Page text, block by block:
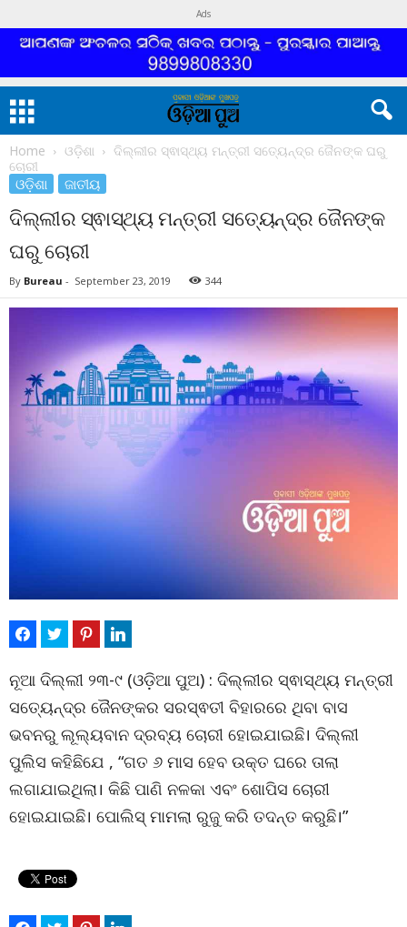
Ads
Home ଓଡ଼ିଶା
ଦିଲ୍ଲୀର ସ୍ଵାସ୍ଥ୍ୟ ମନ୍ତ୍ରୀ ସତ୍ୟେନ୍ଦ୍ର ଜୈନଙ୍କ ଘରୁ
ଚୋରୀ
ଓଡ଼ିଶା ଜାତୀୟ
ଦିଲ୍ଲୀର ସ୍ଵାସ୍ଥ୍ୟ ମନ୍ତ୍ରୀ ସତ୍ୟେନ୍ଦ୍ର ଜୈନଙ୍କ
ଘରୁ ଚୋରୀ
By Bureau - September 23, 2019 344
ନୂଆ ଦିଲ୍ଲୀ ୨୩-୯ (ଓଡ଼ିଆ ପୁଅ) : ଦିଲ୍ଲୀର ସ୍ଵାସ୍ଥ୍ୟ ମନ୍ତ୍ରୀ
ସତ୍ୟେନ୍ଦ୍ର ଜୈନଙ୍କର ସରସ୍ଵତୀ ବିହାରରେ ଥିବା ବାସ
ଭବନରୁ ଲୂଲ୍ୟବାନ ଦ୍ରବ୍ୟ ଚୋରୀ ହୋଇଯାଇଛି। ଦିଲ୍ଲୀ
ପୁଲିସ କହିଛିଯେ , “ଗତ ୬ ମାସ ହେବ ଉକ୍ତ ଘରେ ତାଲା
ଲଗାଯାଇଥିଲା। କିଛି ପାଣି ନଳକା ଏବଂ ଶୋପିସ ଚୋରୀ
ହୋଇଯାଇଛି। ପୋଲିସ୍ ମାମଲା ରୁଜୁ କରି ତଦନ୍ତ କରୁଛି।”